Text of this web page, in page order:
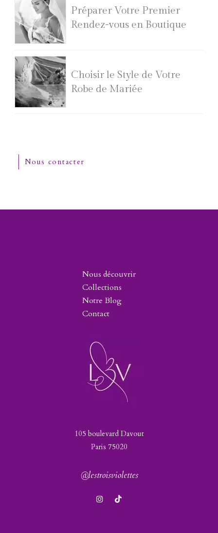
Préparer Votre Premier
Rendez-vous en Boutique
Choisir le Style de Votre
Robe de Mariée
Nous contacter
Nous découvrir
Collections
Notre Blog
Contact
105 boulevard Davout
Paris 75020
@lestroisviolettes